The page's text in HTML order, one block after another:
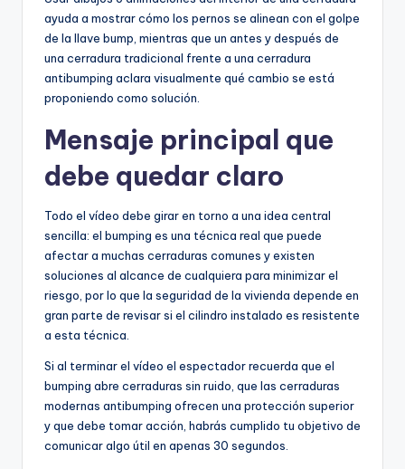
ayuda a mostrar cómo los pernos se alinean con el golpe
de la llave bump, mientras que un antes y después de
una cerradura tradicional frente a una cerradura
antibumping aclara visualmente qué cambio se está
proponiendo como solución.
Mensaje principal que
debe quedar claro
Todo el vídeo debe girar en torno a una idea central
sencilla: el bumping es una técnica real que puede
afectar a muchas cerraduras comunes y existen
soluciones al alcance de cualquiera para minimizar el
riesgo, por lo que la seguridad de la vivienda depende en
gran parte de revisar si el cilindro instalado es resistente
a esta técnica.
Si al terminar el vídeo el espectador recuerda que el
bumping abre cerraduras sin ruido, que las cerraduras
modernas antibumping ofrecen una protección superior
y que debe tomar acción, habrás cumplido tu objetivo de
comunicar algo útil en apenas 30 segundos.